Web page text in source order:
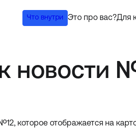
Что внутри Это про вас?Для
новости
которое отображается на